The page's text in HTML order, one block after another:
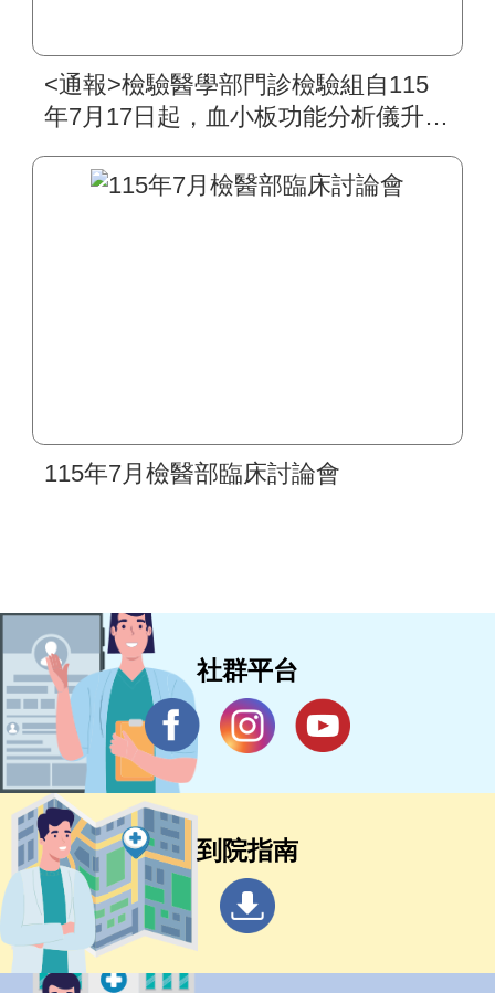
<通報>檢驗醫學部門診檢驗組自115
年7月17日起，血小板功能分析儀升級
區間及檢驗作業皆無異動
115年7月檢醫部臨床討論會
社群平台
到院指南